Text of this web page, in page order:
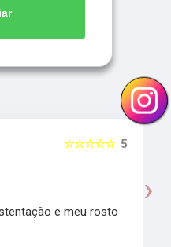
5
☆☆☆☆☆
e meu rosto
›